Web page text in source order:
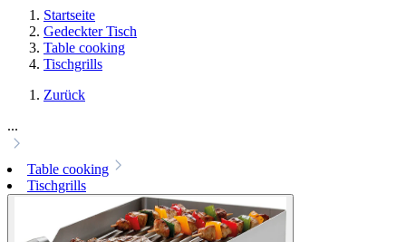
Startseite
Gedeckter Tisch
Table cooking
Tischgrills
Zurück
...
Table cooking
Tischgrills